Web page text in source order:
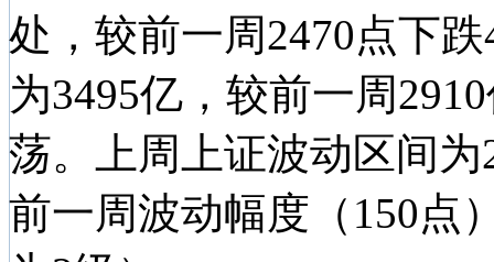
处，较前一周2470点下
为3495亿，较前一周
荡。上周上证波动区间为
前一周波动幅度（150点